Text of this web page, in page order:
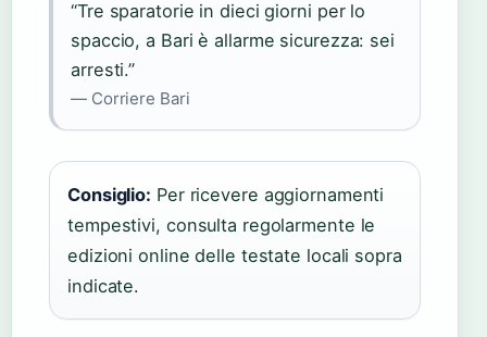
“Tre sparatorie in dieci giorni per lo
spaccio, a Bari è allarme sicurezza: sei
arresti.”
— Corriere Bari
Consiglio: Per ricevere aggiornamenti
tempestivi, consulta regolarmente le
edizioni online delle testate locali sopra
indicate.